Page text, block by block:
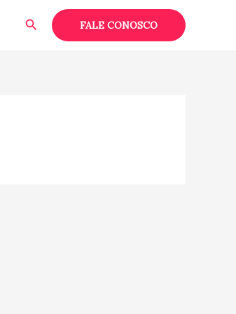
PesquisarFALE CONOSCO